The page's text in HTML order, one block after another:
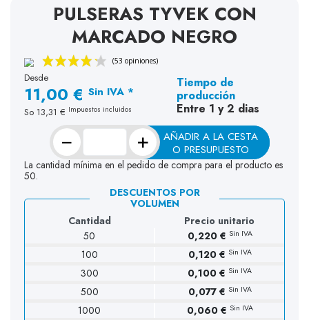
PULSERAS TYVEK CON
MARCADO NEGRO
Desde
11,00 € Sin IVA *
So 13,31 € Impuestos incluidos
Tiempo de
producción
Entre 1 y 2 dias
− +
AÑADIR A LA CESTA
O PRESUPUESTO
La cantidad mínima en el pedido de compra para el producto es
50.
DESCUENTOS POR
VOLUMEN
Cantidad
Precio unitario
50
0,220 € Sin IVA
100 0,120 € Sin IVA
300 0,100 € Sin IVA
500 0,077 € Sin IVA
1000 0,060 € Sin IVA